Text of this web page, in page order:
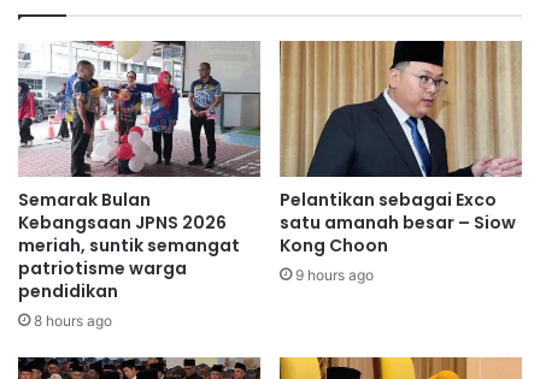
u
r
a
K
e
j
h
a
n
a
n
o
i
T
a
m
a
n
S
r
i
M
a
w
a
a
Semarak Bulan
Kebangsaan JPNS 2026
meriah, suntik semangat
patriotisme warga
pendidikan
8 hours ago
Pelantikan sebagai Exco
satu amanah besar – Siow
Kong Choon
9 hours ago